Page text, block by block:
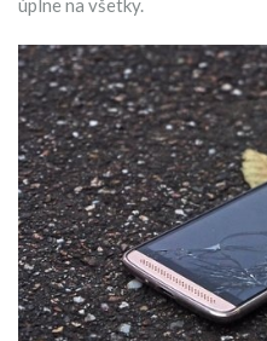
úplne na všetky.